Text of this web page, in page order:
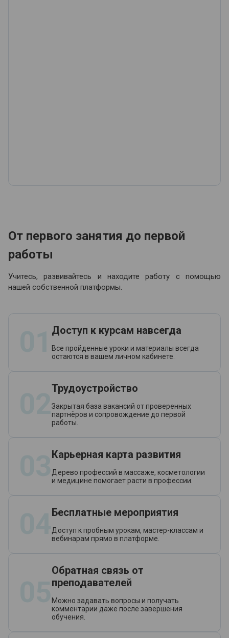
От первого занятия до первой
работы
Учитесь, развивайтесь и находите работу с помощью
нашей собственной платформы.
Доступ к курсам навсегда
Все пройденные уроки и материалы всегда
остаются в вашем личном кабинете.
Трудоустройство
Закрытая база вакансий от проверенных
партнёров и сопровождение до первой
работы.
Карьерная карта развития
Дерево профессий в массаже, косметологии
и медицине помогает расти в профессии.
Бесплатные мероприятия
Доступ к пробным урокам, мастер-классам и
вебинарам прямо в платформе.
Обратная связь от
преподавателей
Можно задавать вопросы и получать
комментарии даже после завершения
обучения.